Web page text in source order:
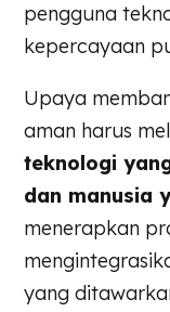
pengguna
kepercayaan
Upaya
aman harus
teknologi
dan manusia
menerapkan
yang